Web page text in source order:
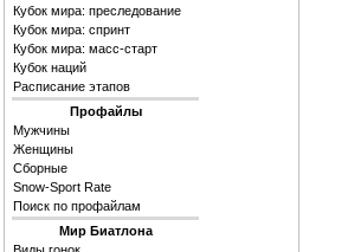
Кубок мира: преследование
Кубок мира: спринт
Кубок мира: масс-старт
Кубок наций
Расписание этапов
Профайлы
Мужчины
Женщины
Сборные
Snow-Sport Rate
Поиск по профайлам
Мир Биатлона